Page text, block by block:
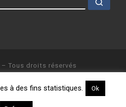
– Tous droits réservés
Thème Customizr
à des fins statistiques. Ok